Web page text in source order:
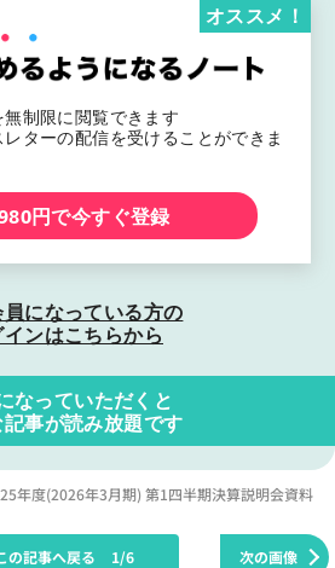
制限に閲覧できます
ターの配信を受けることができま
オススメ！
円で今すぐ登録
員になっている方の
インはこちらから
なっていただくと
記事が読み放題です
年度(2026年3月期) 第1四半期決算説明会資料
次の画像
の記事へ戻る 1/6